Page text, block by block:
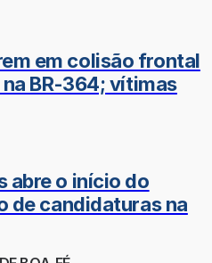
em colisão frontal
BR-364; vítimas
abre o início do
de candidaturas na